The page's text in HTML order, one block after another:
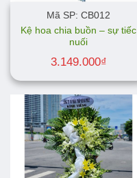
Mã SP: CB012
Kệ hoa chia buồn – sự tiếc
nuối
3.149.000₫